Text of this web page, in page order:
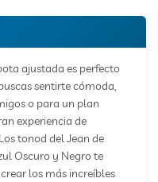
ajustada es perfecto
sentirte cómoda,
o para un plan
experiencia de
tonod del Jean de
Oscuro y Negro te
los más increíbles